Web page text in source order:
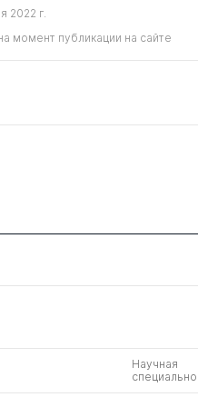
2022 г.
момент публикации на сайте
Научная